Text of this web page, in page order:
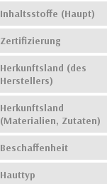
Inhaltsstoffe (Haupt)
Zertifizierung
Herkunftsland (des
Herstellers)
Herkunftsland
(Materialien, Zutaten)
Beschaffenheit
Hauttyp